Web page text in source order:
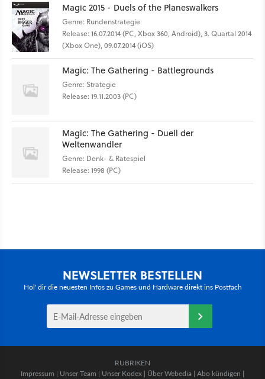
Magic 2015 - Duels of the Planeswalkers
Genre: Rundenstrategie
Release: 16.07.2014 (PC, Xbox 360, Android), 3. Quartal 2014
(Xbox One), 09.07.2014 (iOS)
Magic: The Gathering - Battlegrounds
Genre: Strategie
Release: 19.11.2003 (PC)
Magic: The Gathering - Duell der
Weltenwandler
Genre: Denk- & Ratespiel
Release: 1998 (PC)
NEWSLETTER BESTELLEN
Hol' dir die neuesten Infos zu Games und Hardware direkt ins Postfach
RUBRIKEN
Impressum | Unser Team | Unser Kodex | Über Webedia | Abo kündigen |